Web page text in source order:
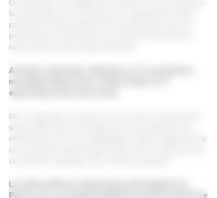
Occidentale, che negli ultimi decenni ha consolidato
la sua posizione di frontiera per l'espansione delle
proteine ​​animali, grazie alla vicinanza alle zone di
produzione cerealicola e ai crescenti investimenti
nelle infrastrutture agroindustriali.
A livello nazionale, il Brasile è il 3° produttore
mondiale (dopo Cina e Stati Uniti) e il 3°
esportatore di carne suina
Per le aziende europee che ricercano economie di
scala, efficienza e innovazione come parametri di
riferimento per la competitività, il Paese rappresenta
una naturale meta di apprendimento e, sempre più,
un partner strategico per il settore globale.
La visita rafforza l'importanza dei legami tra
Paesi con una solida tradizione nella produzione